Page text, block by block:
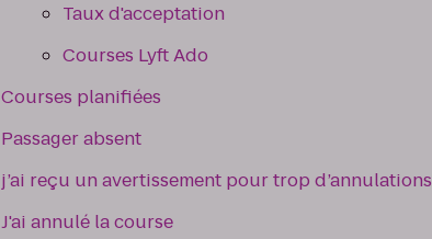
Taux d'acceptation
Courses Lyft Ado
Courses planifiées
Passager absent
j’ai reçu un avertissement pour trop d’annulations
J'ai annulé la course